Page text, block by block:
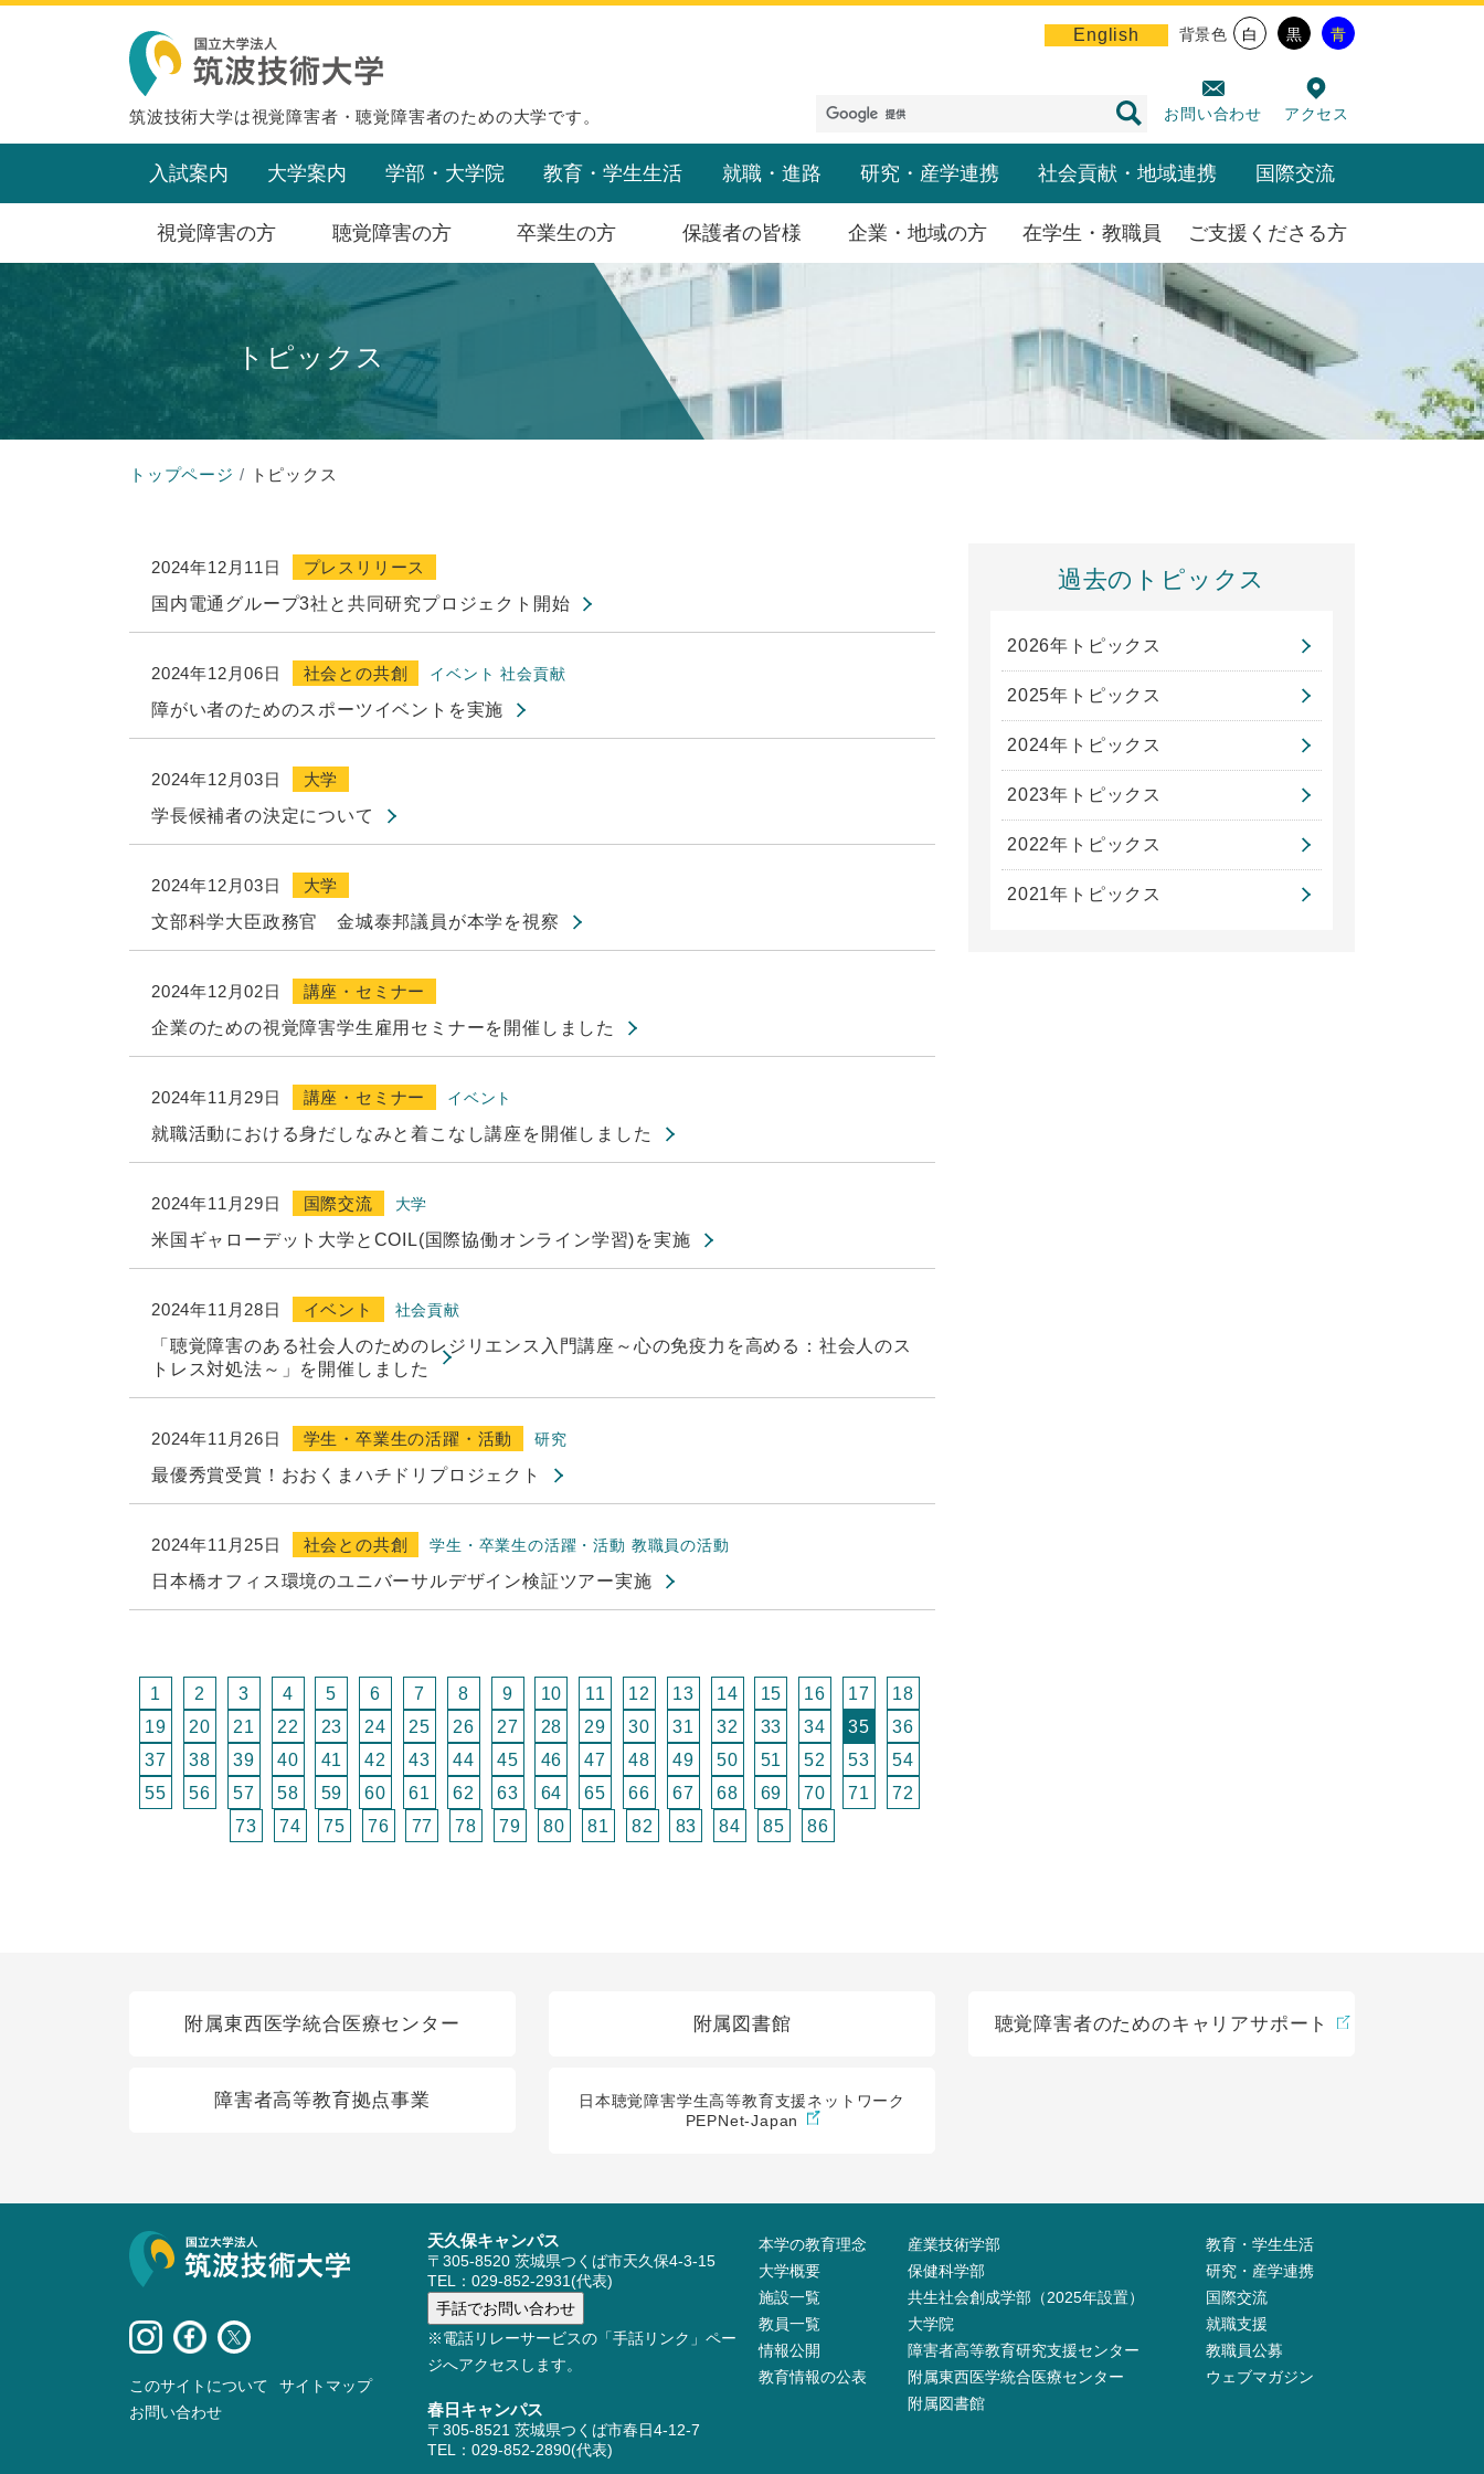
筑波技術大学は視覚障害者・聴覚障害者のための大学です。
English 背景色 白 黒 青
お問い合わせ アクセス
入試案内 大学案内 学部・大学院 教育・学生生活 就職・進路 研究・産学連携 社会貢献・地域連携 国際交流
視覚障害の方 聴覚障害の方 卒業生の方 保護者の皆様 企業・地域の方 在学生・教職員 ご支援くださる方
トピックス
トップページ トピックス
2024年12月11日
プレスリリース
国内電通グループ3社と共同研究プロジェクト開始
2024年12月06日 社会との共創 イベント 社会貢献
障がい者のためのスポーツイベントを実施
2024年12月03日
大学
学長候補者の決定について
2024年12月03日
大学
文部科学大臣政務官 金城泰邦議員が本学を視察
2024年12月02日
講座・セミナー
企業のための視覚障害学生雇用セミナーを開催しました
2024年11月29日 講座・セミナー イベント
就職活動における身だしなみと着こなし講座を開催しました
2024年11月29日 国際交流 大学
米国ギャローデット大学とCOIL(国際協働オンライン学習)を実施
2024年11月28日 イベント 社会貢献
「聴覚障害のある社会人のためのレジリエンス入門講座～心の免疫力を高める：社会人のス
トレス対処法～」を開催しました
2024年11月26日 学生・卒業生の活躍・活動 研究
最優秀賞受賞！おおくまハチドリプロジェクト
2024年11月25日 社会との共創 学生・卒業生の活躍・活動 教職員の活動
日本橋オフィス環境のユニバーサルデザイン検証ツアー実施
1 2 3 4 5 6 7 8 9 10 11 12 13 14 15 16 17
18
19
20 21 22 23 24 25 26 27 28 29 30 31 32 33 34 35
36
37
38 39 40 41 42 43 44 45 46 47 48 49 50 51 52 53
54
55
56 57 58 59 60 61 62 63 64 65 66 67 68 69 70 71
72
73
74 75 76 77 78 79 80 81 82 83 84 85 86
過去のトピックス
2026年トピックス
2025年トピックス
2024年トピックス
2023年トピックス
2022年トピックス
2021年トピックス
附属東西医学統合医療センター 附属図書館 聴覚障害者のためのキャリアサポート
障害者高等教育拠点事業
日本聴覚障害学生高等教育支援ネットワーク
PEPNet-Japan
サイト情報
このサイトについて
サイトマップ
お問い合わせ
天久保キャンパス
〒305-8520 茨城県つくば市天久保4-3-15
TEL：029-852-2931(代表)
※電話リレーサービスの「手話リンク」ペー
ジへアクセスします。
春日キャンパス
〒305-8521 茨城県つくば市春日4-12-7
TEL：029-852-2890(代表)
本学の教育理念
大学概要
施設⼀覧
教員⼀覧
情報公開
教育情報の公表
産業技術学部
保健科学部
共生社会創成学部（2025年設置）
大学院
障害者高等教育研究支援センター
附属東西医学統合医療センター
附属図書館
教育・学生生活
研究・産学連携
国際交流
就職支援
教職員公募
ウェブマガジン